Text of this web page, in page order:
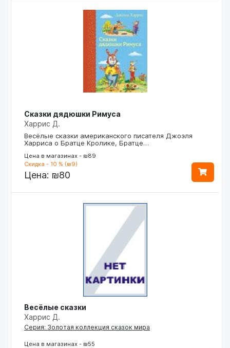
Сказки дядюшки Римуса
Харрис Д.
Весёлые сказки американского писателя Джоэля
Харриса о Братце Кролике, Братце…
Цена в магазинах - ₪89
Скидка - 10 % (₪9)
Цена: ₪80
Весёлые сказки
Харрис Д.
Серия: Золотая коллекция сказок мира
Цена в магазинах - ₪55